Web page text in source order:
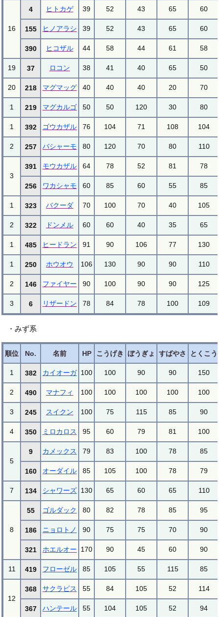
16
4 ヒトカゲ 39 52 43 65 60
155 ヒノアラシ 39 52 43 65 60
390 ヒコザル 44 58 44 61 58
19 37 ロコン 38 41 40 65 50
20 218 マグマッグ 40 40 40 20 70
1 219 マグカルゴ 50 50 120 30 80
1 392 ゴウカザル 76 104 71 108 104
2 257 バシャーモ 80 120 70 80 110
3
391 モウカザル 64 78 52 81 78
256 ワカシャモ 60 85 60 55 85
1 323 バクーダ 70 100 70 40 105
2 322 ドンメル 60 60 40 35 65
1 485 ヒードラン 91 90 106 77 130
1 250 ホウオウ 106 130 90 90 110
2 146 ファイヤー 90 100 90 90 125
3 6 リザードン 78 84 78 100 109
・みず系
順位 No. 名前 HP こうげき ぼうぎょ すばやさ とくこう
1 382 カイオーガ 100 100 90 90 150
2 490 マナフィ 100 100 100 100 100
3 245 スイクン 100 75 115 85 90
4 350 ミロカロス 95 60 79 81 100
5
9 カメックス 79 83 100 78 85
160 オーダイル 85 105 100 78 79
7 134 シャワーズ 130 65 60 65 110
8
55 ゴルダック 80 82 78 85 95
186 ニョロトノ 90 75 75 70 90
321 ホエルオー 170 90 45 60 90
11 419 フローゼル 85 105 55 115 85
12
368 サクラビス 55 84 105 52 114
367 ハンテール 55 104 105 52 94